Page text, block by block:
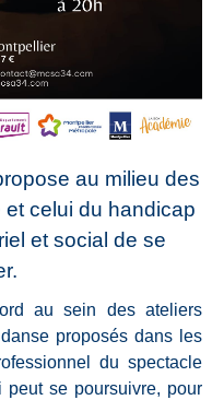
au milieu des
celui du handicap
et social de se
au sein des ateliers
proposés dans les
du spectacle
se poursuivre, pour